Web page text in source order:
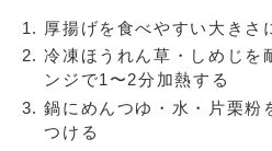
厚揚げを食べやすい大きさ
冷凍ほうれん草・しめじを
ンジで1〜2分加熱する
鍋にめんつゆ・水・片栗粉
つける